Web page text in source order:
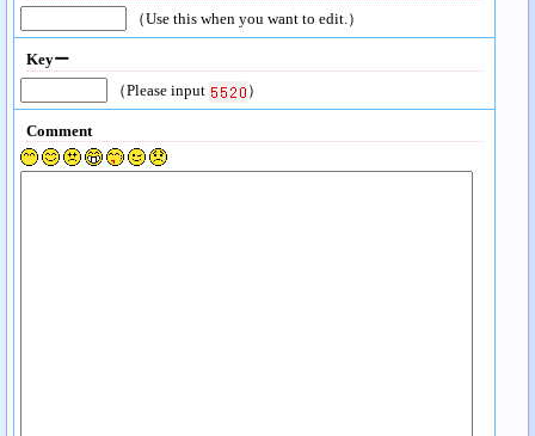
（Use this when you want to edit.）
Keyー
（Please input
）
Comment